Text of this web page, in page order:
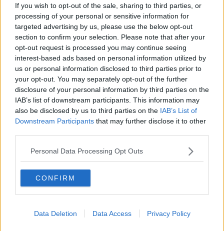
If you wish to opt-out of the sale, sharing to third parties, or
processing of your personal or sensitive information for
targeted advertising by us, please use the below opt-out
section to confirm your selection. Please note that after your
opt-out request is processed you may continue seeing
interest-based ads based on personal information utilized by
us or personal information disclosed to third parties prior to
your opt-out. You may separately opt-out of the further
disclosure of your personal information by third parties on the
IAB’s list of downstream participants. This information may
also be disclosed by us to third parties on the IAB’s List of
Downstream Participants that may further disclose it to other
Personal Data Processing Opt Outs
CONFIRM
Data Deletion Data Access Privacy Policy
​Storie antiche di tempi moderni
​Quello che alle mamme non dicono
Adultescenza
Homo imbecillis
​4 anni di Blog
Quando il silenzio è aggressivo
​Il passato, questo conosciuto!
​Clima ballerino e sbalzi d’umore
La maternità
​L’uomo o l’orso?
Non hanno un amico a teatro​
​Tutta una questione di rispetto
​Cose che ci esauriscono
​Vespa che passione!
​Lasciate ai vostri figli il diritto di piangere
​Parole d’amore regalate al vento
​Saper pazientare
​Giornata del Fiocchetto Lilla
​Venerdì emozionalmente sostenibile
Contornati di persone che…